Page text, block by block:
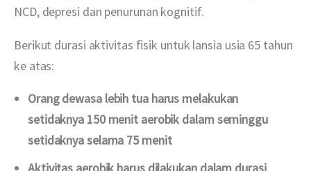
NCD, depresi dan penurunan kognitif.
Berikut durasi aktivitas fisik untuk lansia usia 65 tahun
ke atas:
Orang dewasa lebih tua harus melakukan
setidaknya 150 menit aerobik dalam seminggu
setidaknya selama 75 menit
Aktivitas aerobik harus dilakukan dalam durasi